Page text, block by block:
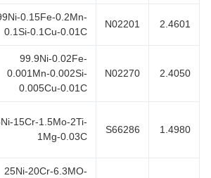
N02201
99Ni-0.15Fe-0.2Mn-
0.1Si-0.1Cu-0.01C
N02270
99.9Ni-0.02Fe-
0.001Mn-0.002Si-
0.005Cu-0.01C
S66286
25Ni-15Cr-1.5Mo-2Ti-
1Mg-0.03C
25Ni-20Cr-6.3MO-